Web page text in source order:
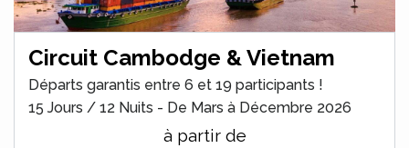
Circuit Cambodge & Vietnam
Départs garantis entre 6 et 19 participants !
15 Jours / 12 Nuits - De Mars à Décembre 2026
à partir de